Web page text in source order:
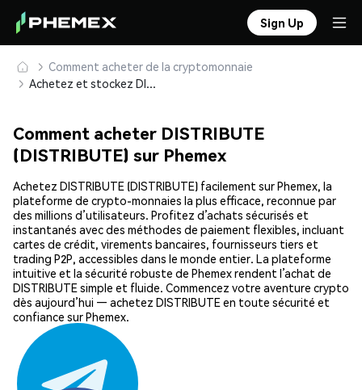
Sign Up
Comment acheter de la cryptomonnaie
Achetez et stockez DISTRIBUTE (DISTRIBUTE) en toute sécurité
Comment acheter DISTRIBUTE
(DISTRIBUTE) sur Phemex
Achetez DISTRIBUTE (DISTRIBUTE) facilement sur Phemex, la
plateforme de crypto-monnaies la plus efficace, reconnue par
des millions d’utilisateurs. Profitez d’achats sécurisés et
instantanés avec des méthodes de paiement flexibles, incluant
cartes de crédit, virements bancaires, fournisseurs tiers et
trading P2P, accessibles dans le monde entier. La plateforme
intuitive et la sécurité robuste de Phemex rendent l’achat de
DISTRIBUTE simple et fluide. Commencez votre aventure crypto
dès aujourd’hui — achetez DISTRIBUTE en toute sécurité et
confiance sur Phemex.